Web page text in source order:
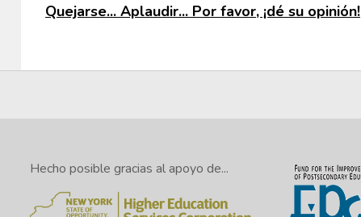
Quejarse... Aplaudir... Por favor, ¡dé su opinión!
Hecho posible gracias al apoyo de...